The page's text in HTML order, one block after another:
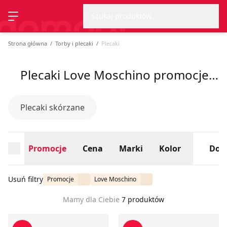
Przełącz menu
Strona główna Torby i plecaki Plecaki
Plecaki Love Moschino promocje, lato 2026
Plecaki skórzane
Promocje Cena Marki Kolor
Usuń filtry Promocje Love Moschino
Mamy dla Ciebie 7 produktów
Plecak Love Moschino Plecak Love Moschino